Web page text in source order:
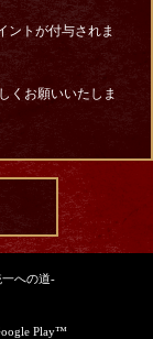
ントが付与されま
くお願いいたしま
への道-
Play™